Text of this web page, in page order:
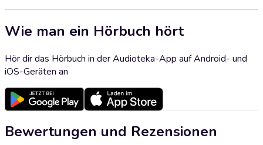
Wie man ein Hörbuch hört
Hör dir das Hörbuch in der Audioteka-App auf Android- und
iOS-Geräten an
Bewertungen und Rezensionen